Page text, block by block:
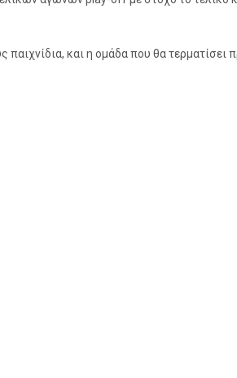
παιχνίδια, και η ομάδα που θα τερματίσει